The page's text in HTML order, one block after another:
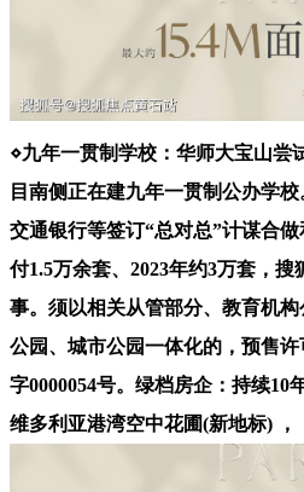
⋄九年一贯制学校：华师大宝山尝
目南侧正在建九年一贯制公办学
交通银行等签订“总对总”计谋合
付1.5万余套、2023年约3万套，
事。须以相关从管部分、教育机
公园、城市公园一体化的，预售
字0000054号。绿档房企：持续10
维多利亚港湾空中花圃(新地标) ，